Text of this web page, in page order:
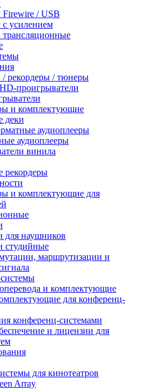
/ USB
усилением
рекордеры / тюнеры
проигрыватели
и комплектующие
деки
аудиоплееры
аудиоплееры
винила
рекордеры
и комплектующие для
для наушников
студийные
маршрутизации и
и комплектующие
для конференц-
конференц-системами
и лицензии для
для кинотеатров
Array